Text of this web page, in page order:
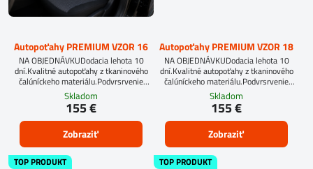
Autopoťahy PREMIUM VZOR 16
NA OBJEDNÁVKUDodacia lehota 10
dní.Kvalitné autopoťahy z tkaninového
čalúníckeho materiálu.Podvrsrvenie
molitan 5 mm.
Skladom
155 €
Zobraziť
Autopoťahy PREMIUM VZOR 18
NA OBJEDNÁVKUDodacia lehota 10
dní.Kvalitné autopoťahy z tkaninového
čalúníckeho materiálu.Podvrsrvenie
molitan 5 mm.Pre objednanie autopoťahu
na mieru je potrebné vyplniť
objednávkový formulár.OBJEDNAŤ TU
Skladom
155 €
Zobraziť
TOP PRODUKT TOP PRODUKT